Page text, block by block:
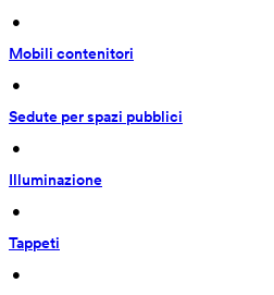
•
Mobili contenitori
•
Sedute per spazi pubblici
•
Illuminazione
•
Tappeti
•